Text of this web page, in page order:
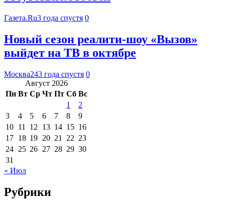
Газета.Ru3 года спустя 0
Новый сезон реалити-шоу «Вызов»
выйдет на ТВ в октябре
Москва243 года спустя 0
Август 2026
Пн Вт Ср Чт Пт Сб Вс
1
2
3
4 5 6 7 8
9
10 11 12 13 14 15 16
17 18 19 20 21 22 23
24 25 26 27 28 29 30
31
« Июл
Рубрики